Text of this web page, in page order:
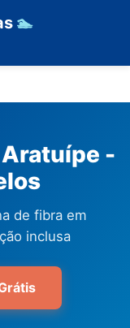
🏊
-
de fibra em
inclusa